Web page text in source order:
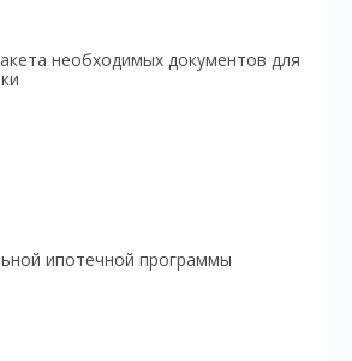
необходимых документов для
ипотечной программы